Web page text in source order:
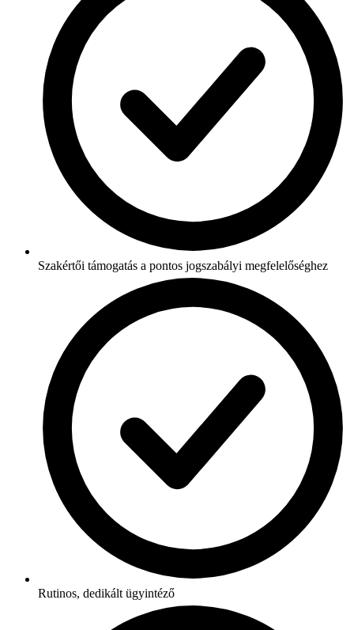
Szakértői támogatás a pontos jogszabályi megfelelőséghez
Rutinos, dedikált ügyintéző